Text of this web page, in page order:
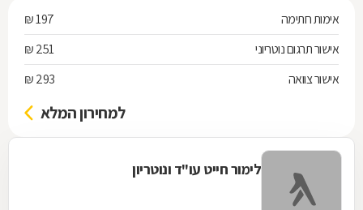
אימות חתימה
197 ₪
אישור תרגום נוטריוני
251 ₪
אישור צוואה
293 ₪
למחירון המלא
לימור חייט עו"ד ונוטריון